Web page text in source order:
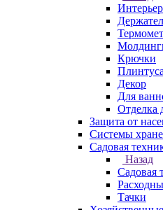
Интерьер
Крючки
Плинтуса
Декор
Для
Отделка
Защита от
Системы
Садовая
Назад
Садовая
Тачки